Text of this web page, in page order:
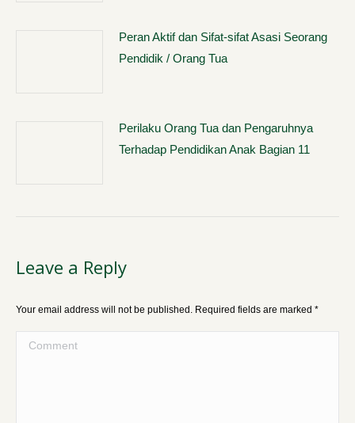
Peran Aktif dan Sifat-sifat Asasi Seorang
Pendidik / Orang Tua
Perilaku Orang Tua dan Pengaruhnya
Terhadap Pendidikan Anak Bagian 11
Leave a Reply
Your email address will not be published. Required fields are marked *
Comment